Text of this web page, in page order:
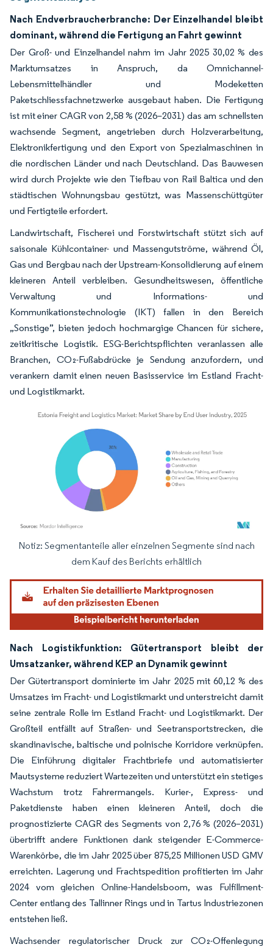
Nach Endverbraucherbranche: Der Einzelhandel bleibt
dominant, während die Fertigung an Fahrt gewinnt
Der Groß- und Einzelhandel nahm im Jahr 2025 30,02 % des
Marktumsatzes in Anspruch, da Omnichannel-
Lebensmittelhändler und Modeketten
Paketschliessfachnetzwerke ausgebaut haben. Die Fertigung
ist mit einer CAGR von 2,58 % (2026–2031) das am schnellsten
wachsende Segment, angetrieben durch Holzverarbeitung,
Elektronikfertigung und den Export von Spezialmaschinen in
die nordischen Länder und nach Deutschland. Das Bauwesen
wird durch Projekte wie den Tiefbau von Rail Baltica und den
städtischen Wohnungsbau gestützt, was Massenschüttgüter
und Fertigteile erfordert.
Landwirtschaft, Fischerei und Forstwirtschaft stützt sich auf
saisonale Kühlcontainer- und Massengutströme, während Öl,
Gas und Bergbau nach der Upstream-Konsolidierung auf einem
kleineren Anteil verbleiben. Gesundheitswesen, öffentliche
Verwaltung und Informations- und
Kommunikationstechnologie (IKT) fallen in den Bereich
„Sonstige”, bieten jedoch hochmargige Chancen für sichere,
zeitkritische Logistik. ESG-Berichtspflichten veranlassen alle
Branchen, CO₂-Fußabdrücke je Sendung anzufordern, und
verankern damit einen neuen Basisservice im Estland Fracht-
und Logistikmarkt.
Bild © Mordor Intelligence. Wiederverwendung erfordert Namensnennung
Notiz: Segmentanteile aller einzelnen Segmente sind nach
dem Kauf des Berichts erhältlich
Nach Logistikfunktion: Gütertransport bleibt der
Umsatzanker, während KEP an Dynamik gewinnt
Der Gütertransport dominierte im Jahr 2025 mit 60,12 % des
Umsatzes im Fracht- und Logistikmarkt und unterstreicht damit
seine zentrale Rolle im Estland Fracht- und Logistikmarkt. Der
Großteil entfällt auf Straßen- und Seetransportstrecken, die
skandinavische, baltische und polnische Korridore verknüpfen.
Die Einführung digitaler Frachtbriefe und automatisierter
Mautsysteme reduziert Wartezeiten und unterstützt ein stetiges
Wachstum trotz Fahrermangels. Kurier-, Express- und
Paketdienste haben einen kleineren Anteil, doch die
prognostizierte CAGR des Segments von 2,76 % (2026–2031)
übertrifft andere Funktionen dank steigender E-Commerce-
Warenkörbe, die im Jahr 2025 über 875,25 Millionen USD GMV
erreichten. Lagerung und Frachtspedition profitierten im Jahr
2024 vom gleichen Online-Handelsboom, was Fulfillment-
Center entlang des Tallinner Rings und in Tartus Industriezonen
entstehen ließ.
Wachsender regulatorischer Druck zur CO₂-Offenlegung